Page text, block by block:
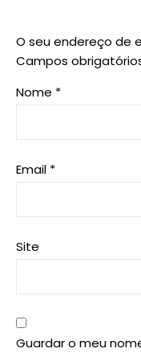
O seu endereço de
Campos
Nome *
Email *
Site
Guardar o meu